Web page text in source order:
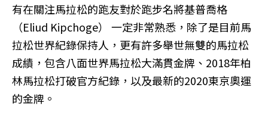
有在關注馬拉松的跑友對於跑步名將基普喬格
（Eliud Kipchoge） 一定非常熟悉，除了是目前馬
拉松世界紀錄保持人，更有許多舉世無雙的馬拉松
成績，包含八面世界馬拉松大滿貫金牌、2018年柏
林馬拉松打破官方紀錄，以及最新的2020東京奧運
的金牌。